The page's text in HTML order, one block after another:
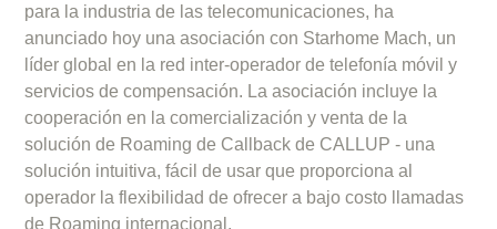
para la industria de las telecomunicaciones, ha
anunciado hoy una asociación con Starhome Mach, un
líder global en la red inter-operador de telefonía móvil y
servicios de compensación. La asociación incluye la
cooperación en la comercialización y venta de la
solución de Roaming de Callback de CALLUP - una
solución intuitiva, fácil de usar que proporciona al
operador la flexibilidad de ofrecer a bajo costo llamadas
de Roaming internacional.